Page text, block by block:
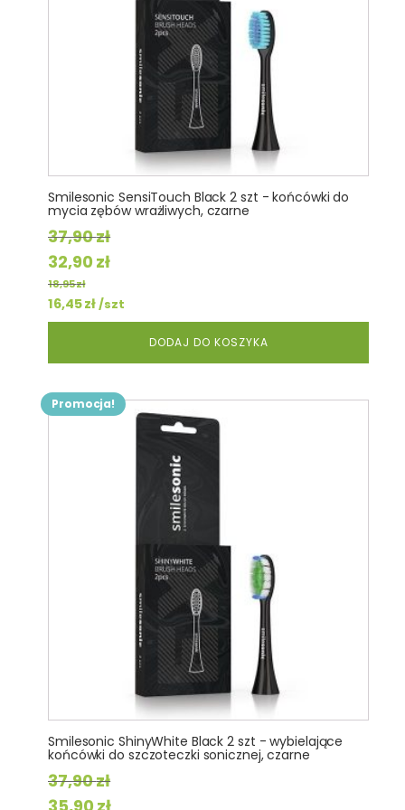
Smilesonic SensiTouch Black 2 szt - końcówki do
mycia zębów wrażliwych, czarne
37,90zł
Pierwotna
cena
wynosiła:
37,90 zł.
32,90 złAktualna
wynosi:
32,90 zł.
18,95zł
16,45zł/szt
DODAJ DO KOSZYKA
Promocja!
Smilesonic ShinyWhite Black 2 szt - wybielające
końcówki do szczoteczki sonicznej, czarne
37,90zł
PierwotnaAktualna